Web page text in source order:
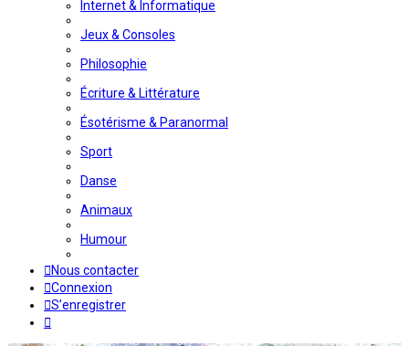
Internet & Informatique
Jeux & Consoles
Philosophie
Écriture & Littérature
Ésotérisme & Paranormal
Sport
Danse
Animaux
Humour
Nous contacter
Connexion
S’enregistrer